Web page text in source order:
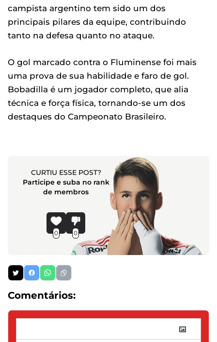
campista argentino tem sido um dos
principais pilares da equipe, contribuindo
tanto na defesa quanto no ataque.
O gol marcado contra o Fluminense foi mais
uma prova de sua habilidade e faro de gol.
Bobadilla é um jogador completo, que alia
técnica e força física, tornando-se um dos
destaques do Campeonato Brasileiro.
CURTIU ESSE POST?
Participe e suba no rank
de membros
0 0
Comentários: